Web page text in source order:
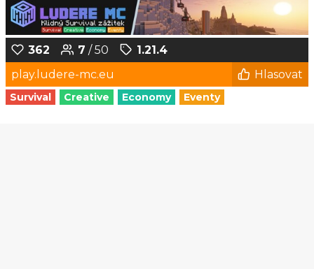
362 7 / 50
1.21.4
play.ludere-mc.eu
Hlasovat
Survival Creative Economy Eventy